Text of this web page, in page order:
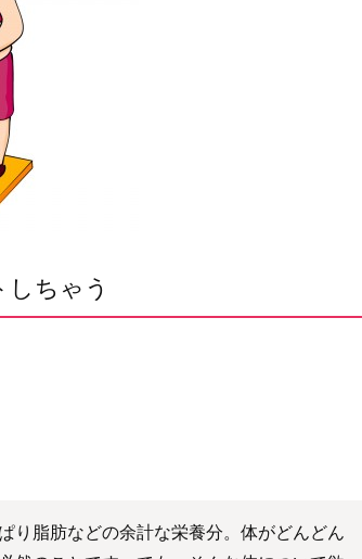
ちゃう
り脂肪などの余計な栄養分。体がどんどん